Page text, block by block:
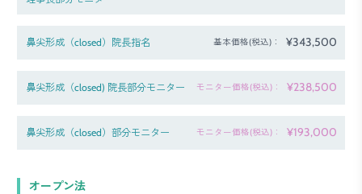
鼻尖形成（closed）院長指名 基本価格(税込)： ¥343,500
鼻尖形成（closed) 院長部分モニター モニター価格(税込)： ¥238,500
鼻尖形成（closed）部分モニター モニター価格(税込)： ¥193,000
オープン法